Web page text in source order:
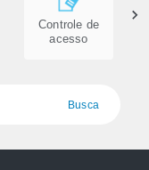
Controle de
acesso
Busca